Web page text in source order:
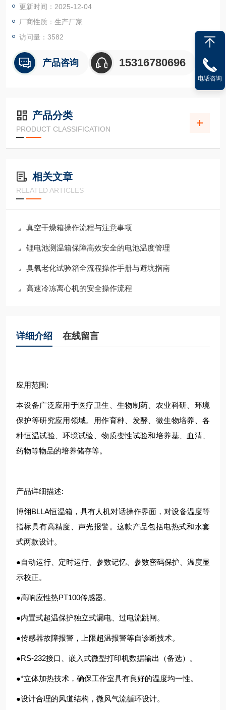
更新时间：2025-12-04
厂商性质：生产厂家
访问量：3582
产品咨询 15316780696
产品分类
PRODUCT CLASSIFICATION
相关文章
RELATED ARTICLES
真空干燥箱操作流程与注意事项
锂电池测温箱保障高效安全的电池温度管理
臭氧老化试验箱全流程操作手册与避坑指南
高速冷冻离心机的安全操作流程
详细介绍 在线留言
应用范围:
本设备广泛应用于医疗卫生、生物制药、农业科研、环境
保护等研究应用领域。用作育种、发酵、微生物培养、各
种恒温试验、环境试验、物质变性试验和培养基、血清、
药物等物品的培养储存等。
产品详细描述:
博翎BLLA恒温箱，具有人机对话操作界面，对设备温度等
指标具有高精度、声光报警。这款产品包括电热式和水套
式两款设计。
●自动运行、定时运行、参数记忆、参数密码保护、温度显
示校正。
●高响应性热PT100传感器。
●内置式超温保护独立式漏电、过电流跳闸。
●传感器故障报警，上限超温报警等自诊断技术。
●RS-232接口、嵌入式微型打印机数据输出（备选）。
●*立体加热技术，确保工作室具有良好的温度均一性。
●设计合理的风道结构，微风气流循环设计。
电话咨询